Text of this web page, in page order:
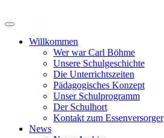
Inhalt
Willkommen
Wer war Carl Böhme
Unsere Schulgeschichte
Die Unterrichtszeiten
Pädagogisches Konzept
Unser Schulprogramm
Der Schulhort
Kontakt zum Essenversorger
News